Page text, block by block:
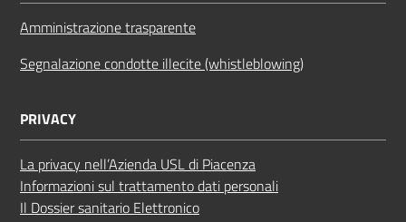
Amministrazione trasparente
Segnalazione condotte illecite (whistleblowing)
PRIVACY
La privacy nell’Azienda USL di Piacenza
Informazioni sul trattamento dati personali
Il Dossier sanitario Elettronico